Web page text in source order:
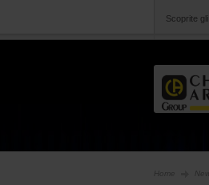
Scoprite
Chauvin
Home